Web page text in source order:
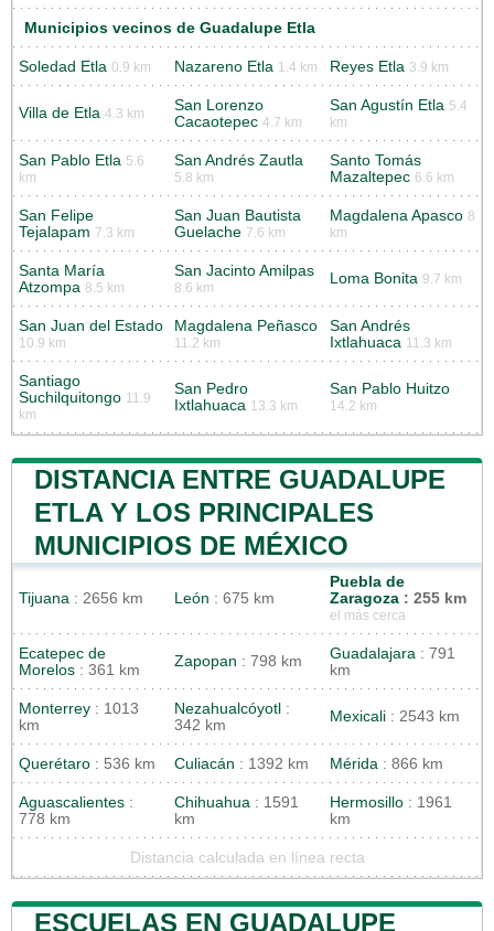
Municipios vecinos de Guadalupe Etla
Soledad Etla 0.9 km Nazareno Etla 1.4 km Reyes Etla 3.9 km
Villa de Etla 4.3 km
San Lorenzo
Cacaotepec 4.7 km
San Agustín Etla 5.4
km
San Pablo Etla 5.6
km
San Andrés Zautla
5.8 km
Santo Tomás
Mazaltepec 6.6 km
San Felipe
Tejalapam 7.3 km
San Juan Bautista
Guelache 7.6 km
Magdalena Apasco 8
km
Santa María
Atzompa 8.5 km
San Jacinto Amilpas
8.6 km
Loma Bonita 9.7 km
San Juan del Estado
10.9 km
Magdalena Peñasco
11.2 km
San Andrés
Ixtlahuaca 11.3 km
Santiago
Suchilquitongo 11.9
km
San Pedro
Ixtlahuaca 13.3 km
San Pablo Huitzo
14.2 km
DISTANCIA ENTRE GUADALUPE
ETLA Y LOS PRINCIPALES
MUNICIPIOS DE MÉXICO
Tijuana : 2656 km León : 675 km
Puebla de
Zaragoza : 255 km
el más cerca
Ecatepec de
Morelos : 361 km
Zapopan : 798 km Guadalajara : 791
km
Monterrey : 1013
km
Nezahualcóyotl :
342 km
Mexicali : 2543 km
Querétaro : 536 km Culiacán : 1392 km Mérida : 866 km
Aguascalientes :
778 km
Chihuahua : 1591
km
Hermosillo : 1961
km
Distancia calculada en línea recta
ESCUELAS EN GUADALUPE